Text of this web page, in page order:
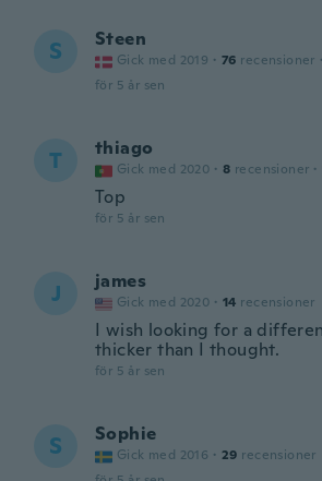
S Steen
Gick med 2019 · 76 recensioner ·
för 5 år sen
T thiago
Gick med 2020 · 8 recensioner ·
Top
för 5 år sen
J james
Gick med 2020 · 14 recensioner
I wish looking for a
thicker than I thought.
för 5 år sen
S Sophie
Gick med 2016 · 29 recensioner